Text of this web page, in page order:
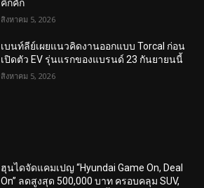
คึกคัก
สิงหาคม 5, 2026
เบนท์ลีย์เผยแนวคิดงานออกแบบ Torcal ก่อน
เปิดตัว EV รุ่นแรกของแบรนด์ 23 กันยายนนี้
สิงหาคม 5, 2026
ฮุนไดจัดแคมเปญ “Hyundai Game On, Deal
On” ลดสูงสุด 500,000 บาท ครอบคลุม SUV,